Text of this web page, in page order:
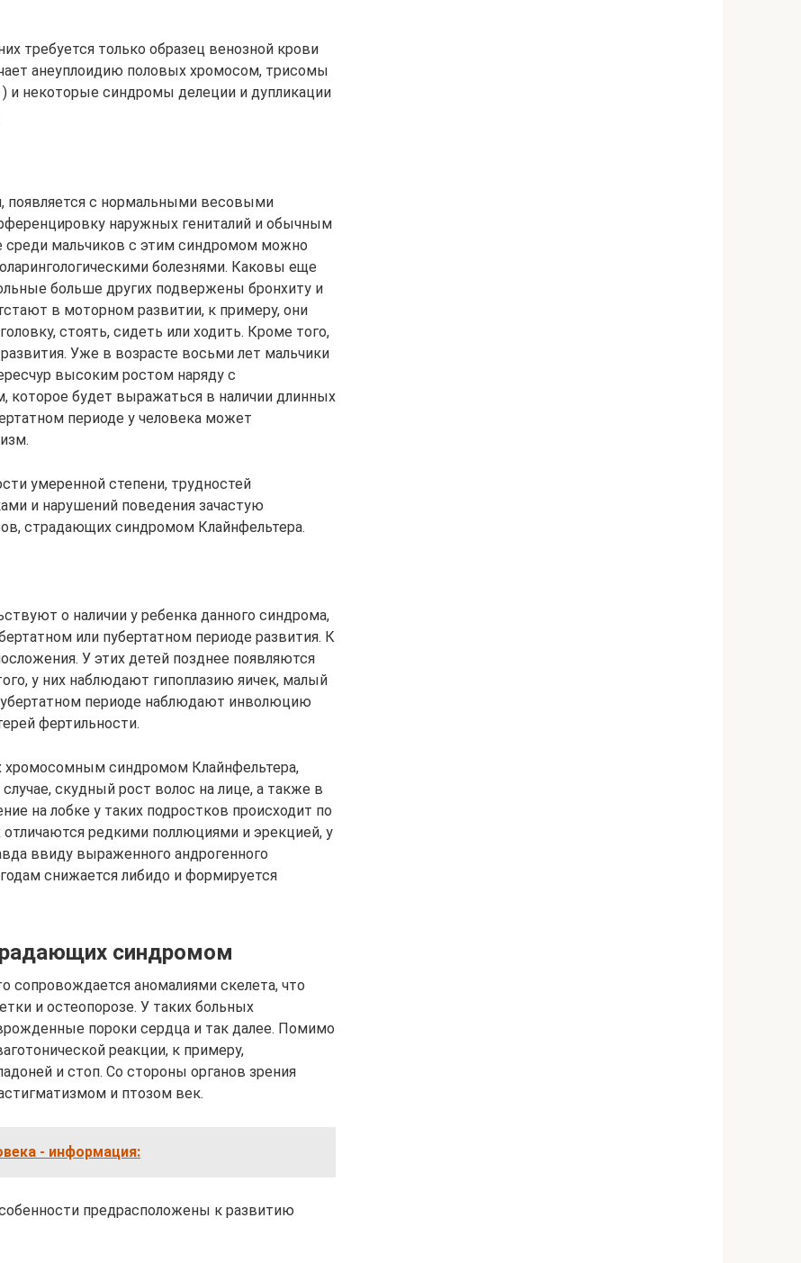
требуется только образец венозной крови
анеуплоидию половых хромосом, трисомы
и некоторые синдромы делеции и дупликации
появляется с нормальными весовыми
наружных гениталий и обычным
среди мальчиков с этим синдромом можно
болезнями. Каковы еще
больше других подвержены бронхиту и
в моторном развитии, к примеру, они
стоять, сидеть или ходить. Кроме того,
Уже в возрасте восьми лет мальчики
высоким ростом наряду с
которое будет выражаться в наличии длинных
периоде у человека может
умеренной степени, трудностей
и нарушений поведения зачастую
страдающих синдромом Клайнфельтера.
о наличии у ребенка данного синдрома,
или пубертатном периоде развития. К
У этих детей позднее появляются
у них наблюдают гипоплазию яичек, малый
периоде наблюдают инволюцию
фертильности.
синдромом Клайнфельтера,
скудный рост волос на лице, а также в
на лобке у таких подростков происходит по
редкими поллюциями и эрекцией, у
ввиду выраженного андрогенного
снижается либидо и формируется
синдромом
сопровождается аномалиями скелета, что
и остеопорозе. У таких больных
пороки сердца и так далее. Помимо
реакции, к примеру,
и стоп. Со стороны органов зрения
и птозом век.
- информация:
предрасположены к развитию